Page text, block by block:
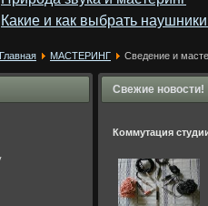
Какие и как выбрать
Главная МАСТЕРИНГ Сведение и
Свежие новости!
Коммутация